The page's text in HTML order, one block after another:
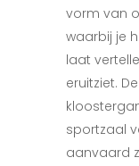
vorm van
waarbij je
laat
eruitziet.
sportzaal
aanvaard